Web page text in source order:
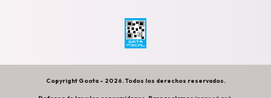
Copyright Goota - 2026. Todos los derechos reservados.